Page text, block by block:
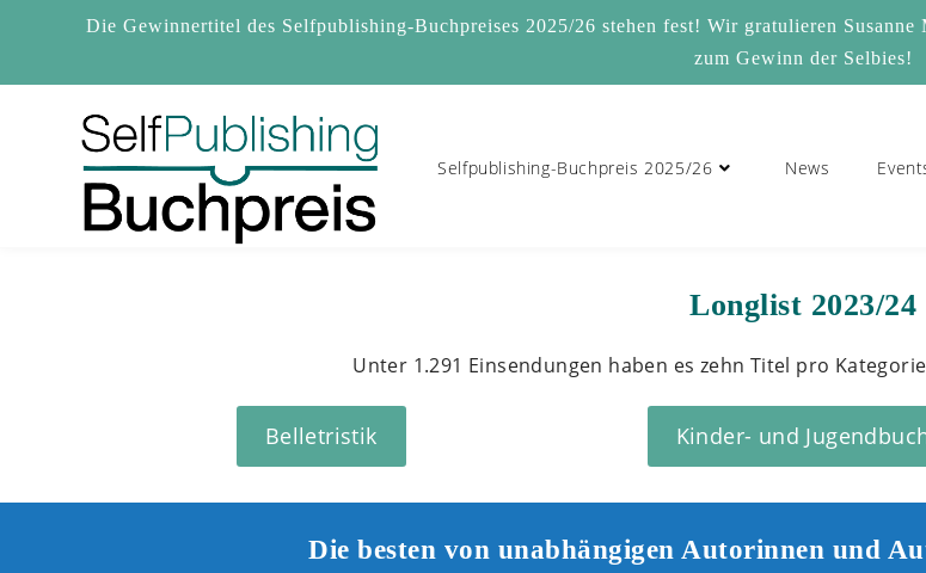
Die Gewinnertitel des Selfpublishing-Buchpreises 2025/26 stehen fest! Wir gratulieren
zum Gewinn der Selbies!
Selfpublishing-Buchpreis 2025/26 News
Longlist 2023/24
Unter 1.291 Einsendungen haben es zehn Titel pro
Belletristik Kinder- und
Die besten von unabhängigen Autorinnen und